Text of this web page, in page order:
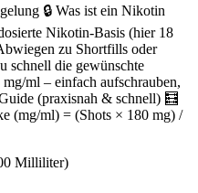
🔒 Was ist ein Nikotin
Nikotin-Basis (hier 18
zu Shortfills oder
schnell die gewünschte
ml – einfach aufschrauben,
(praxisnah & schnell) 🧮
(mg/ml) = (Shots × 180 mg) /
Milliliter)